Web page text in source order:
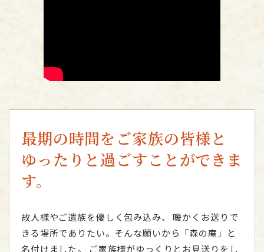
最期の時間をご家族の皆様と
ゆったりと過ごすことができま
す。
故人様やご遺族を優しく包み込み、 暖かくお送りで
きる場所でありたい。そんな願いから「森の庵」と
名付けました。
ご家族様がゆっくりとお見送りをし